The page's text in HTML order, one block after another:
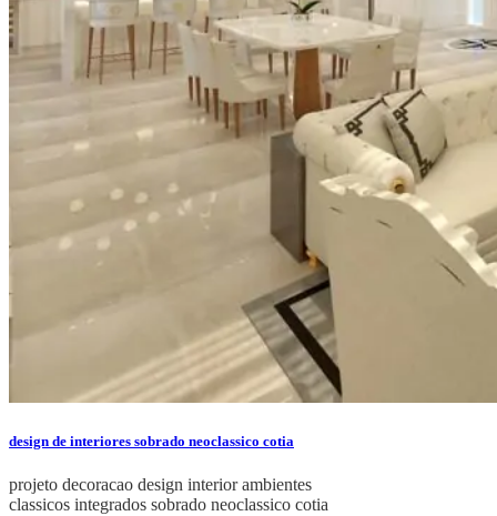
design de interiores sobrado neoclassico cotia
projeto decoracao design interior ambientes
classicos integrados sobrado neoclassico cotia